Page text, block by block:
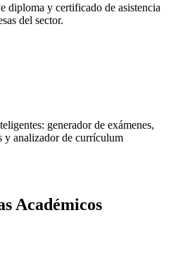
diploma y certificado de asistencia
del sector.
generador de exámenes,
y analizador de currículum
Académicos